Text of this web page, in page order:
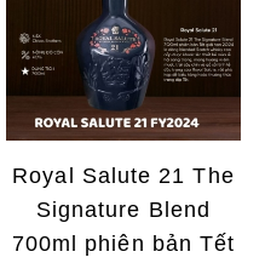
Royal Salute 21 The
Signature Blend
700ml phiên bản Tết